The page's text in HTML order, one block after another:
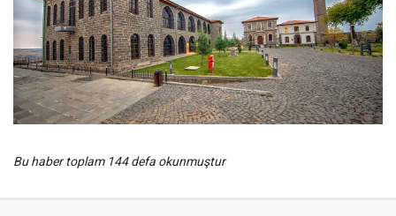
Bu haber toplam 144 defa okunmuştur